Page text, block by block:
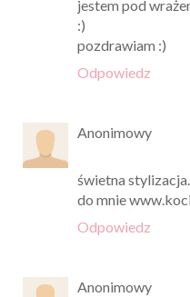
jestem pod
:)
pozdrawiam :)
Odpowiedz
Anonimowy
świetna
do mnie
Odpowiedz
Anonimowy